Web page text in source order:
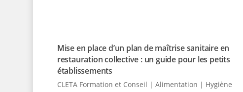
Mise en place d’un plan de maîtrise sanitaire en
restauration collective : un guide pour les petits
établissements
CLETA Formation et Conseil | Alimentation | Hygiène